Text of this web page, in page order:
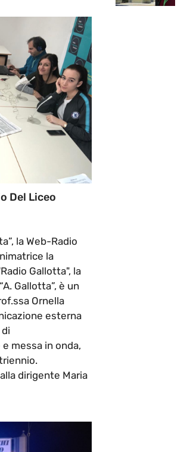
Del Liceo
la Web-Radio
la
Gallotta", la
Gallotta”, è un
Ornella
esterna
messa in onda,
dirigente Maria